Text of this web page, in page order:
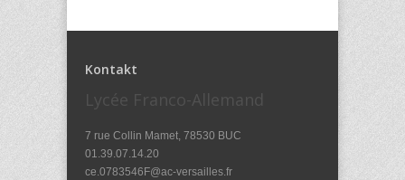
Kontakt
Lycée Franco-Allemand
7 rue Collin Mamet, 78530 BUC
01.39.07.14.20
ce.0783546F@ac-versailles.fr